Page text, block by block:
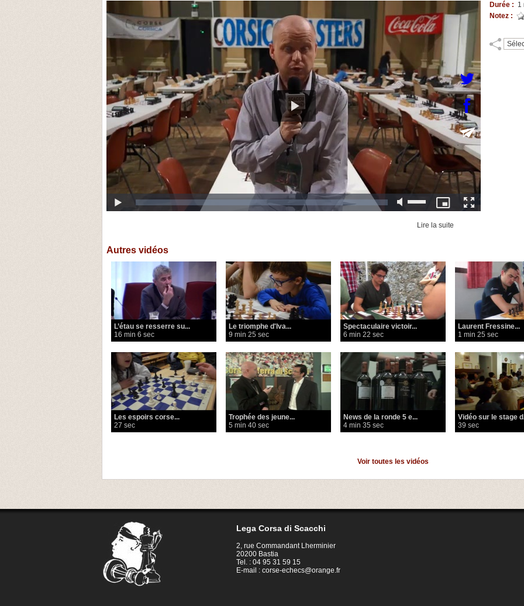
Durée : 1
Notez :
Lire la suite
Autres vidéos
L’étau se resserre su...
16 min 6 sec
Le triomphe d'Iva...
9 min 25 sec
Spectaculaire victoir...
6 min 22 sec
Laurent Fressine...
1 min 25 sec
Les espoirs corse...
27 sec
Trophée des jeune...
5 min 40 sec
News de la ronde 5 e...
4 min 35 sec
Vidéo sur le stage
39 sec
Voir toutes les vidéos
Lega Corsa di Scacchi
2, rue Commandant Lherminier
20200 Bastia
Tel. : 04 95 31 59 15
E-mail : corse-echecs@orange.fr